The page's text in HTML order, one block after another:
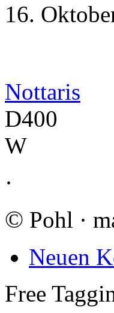
16.
Nottaris
D400
W
·
© Pohl ·
Neuen
Free